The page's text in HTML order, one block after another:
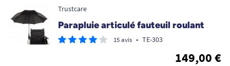
Trustcare
Parapluie articulé fauteuil roulant
15 avis • TE-303
149,00 €